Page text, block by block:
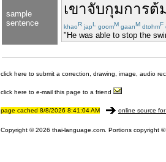
sample
sentence
เขาจับกุมการต้
khaoR japL goomM gaanM dtohmF
"He was able to stop the
click here to submit a correction, drawing, image, audio
click here to e-mail this page to a friend
page cached 8/8/2026 8:41:04 AM online source
Copyright © 2026 thai-language.com. Portions copyright